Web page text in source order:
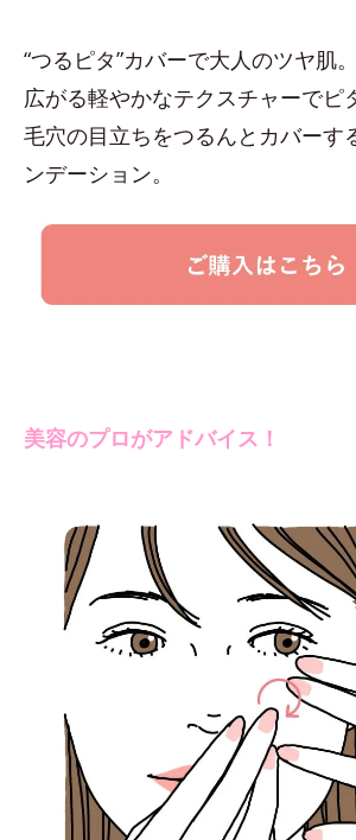
“つるピタ”カバーで大人のツヤ肌
広がる軽やかなテクスチャーでピ
毛穴の目立ちをつるんとカバーす
ンデーション。
美容のプロがアドバイス！